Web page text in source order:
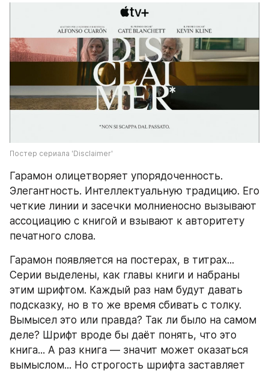
Постер сериала 'Disclaimer'
Гарамон олицетворяет упорядоченность.
Элегантность. Интеллектуальную традицию. Его
четкие линии и засечки молниеносно вызывают
ассоциацию с книгой и взывают к авторитету
печатного слова.
Гарамон появляется на постерах, в титрах...
Серии выделены, как главы книги и набраны
этим шрифтом. Каждый раз нам будут давать
подсказку, но в то же время сбивать с толку.
Вымысел это или правда? Так ли было на самом
деле? Шрифт вроде бы даёт понять, что это
книга... А раз книга — значит может оказаться
вымыслом... Но строгость шрифта заставляет